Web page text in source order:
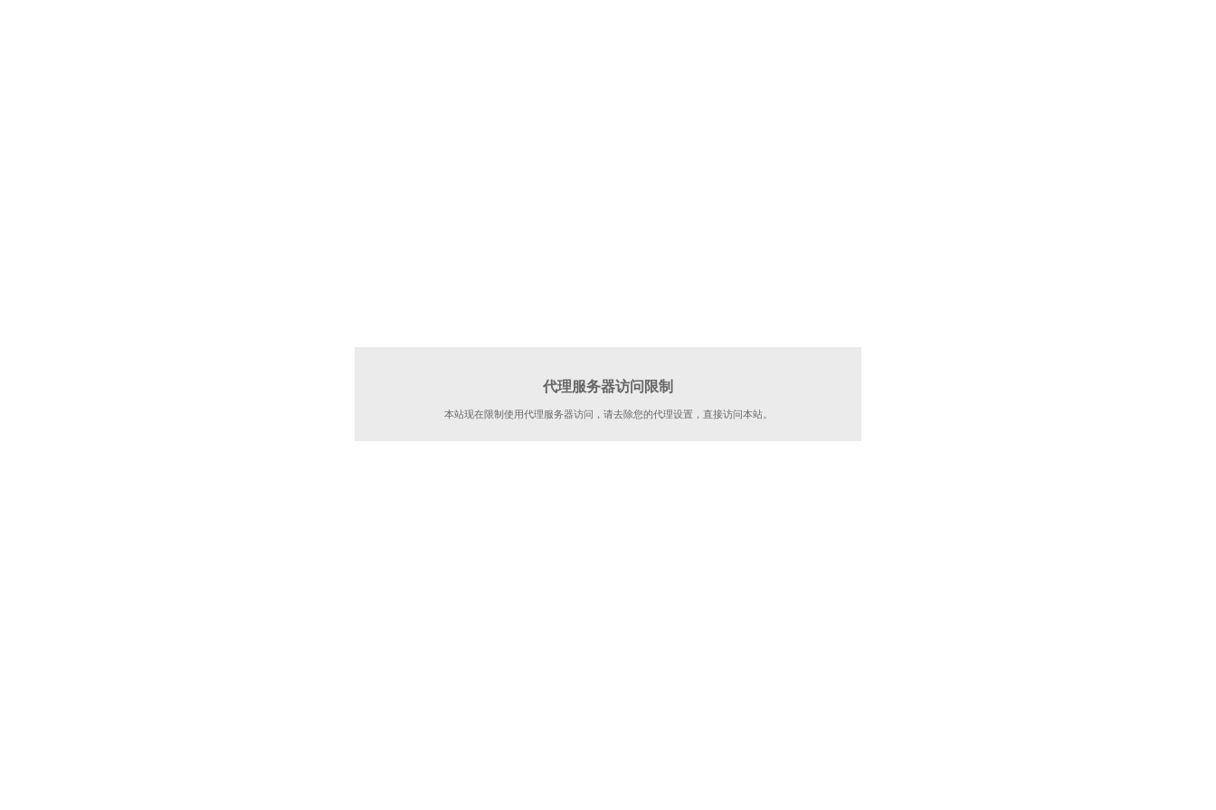
代理服务器访问限制
本站现在限制使用代理服务器访问，请去除您的代理设置，直接访问本站。